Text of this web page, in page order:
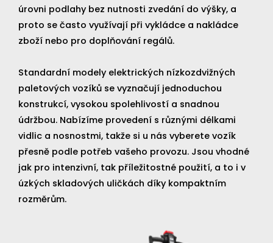
úrovni podlahy bez nutnosti zvedání do výšky, a
proto se často využívají při vykládce a nakládce
zboží nebo pro doplňování regálů.
Standardní modely elektrických nízkozdvižných
paletových vozíků se vyznačují jednoduchou
konstrukcí, vysokou spolehlivostí a snadnou
údržbou. Nabízíme provedení s různými délkami
vidlic a nosnostmi, takže si u nás vyberete vozík
přesně podle potřeb vašeho provozu. Jsou vhodné
jak pro intenzivní, tak příležitostné použití, a to i v
úzkých skladových uličkách díky kompaktním
rozměrům.